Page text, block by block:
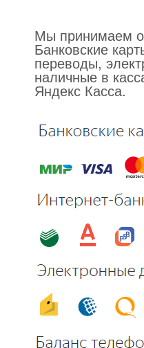
Мы принимаем
Банковские
переводы,
наличные в
Яндекс Касса.